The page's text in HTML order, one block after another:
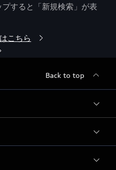
すると「新規検索」が表
こちら
Back to top